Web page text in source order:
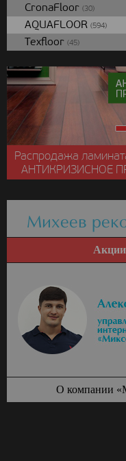
CronaFloor (30)
AQUAFLOOR (594)
Texfloor (45)
Распродажа
АНТИКРИЗИСНОЕ
Михеев
Акции
О компании